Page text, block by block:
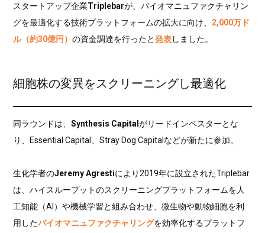
スタートアップ企業Triplebarが、バイオマニュファクチャリン
グを最適化する技術プラットフォームの拡大に向け、 2,000万ド
ル（約30億円）の資金調達を行ったと発表しました。
細胞株の変異をスクリーニングし最適化
同ラウンドは、Synthesis Capitalがリードインベスターとな
り、Essential Capital、Stray Dog Capitalなどが新たに参加。
生化学者のJeremy Agrestiにより2019年に設立されたTriplebar
は、ハイスループットのスクリーニングプラットフォームを人
工知能（AI）や機械学習と組み合わせ、微生物や動物細胞を利
用したバイオマニュファクチャリングを効率化するプラットフ